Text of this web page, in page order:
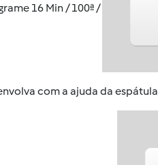
16 Min / 100ª /
com a ajuda da espátula